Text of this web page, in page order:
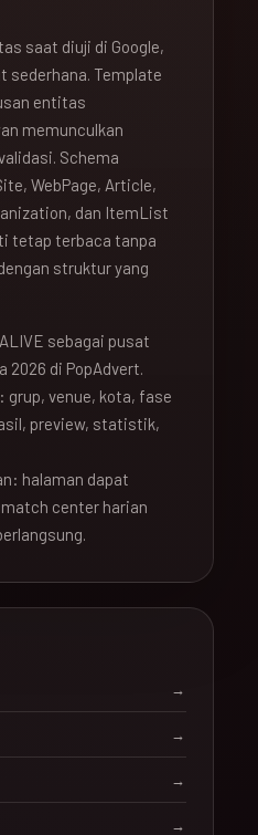
saat diuji di Google,
sederhana. Template
entitas
memunculkan
Schema
WebPage, Article,
dan ItemList
tetap terbaca tanpa
struktur yang
sebagai pusat
2026 di PopAdvert.
grup, venue, kota, fase
preview, statistik,
halaman dapat
center harian
→
→
→
→